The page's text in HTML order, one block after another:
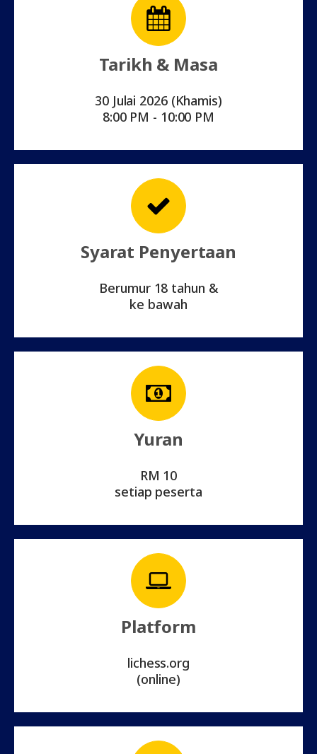
Tarikh & Masa
30 Julai 2026 (Khamis)
8:00 PM - 10:00 PM
Syarat Penyertaan
Berumur 18 tahun &
ke bawah
Yuran
RM 10
setiap peserta
Platform
lichess.org
(online)